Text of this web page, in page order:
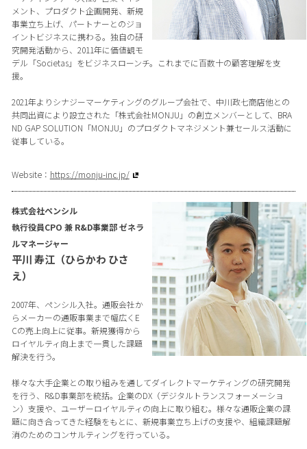
メント、プロダクト企画開発、新規
事業立ち上げ、パートナーとのジョ
イントビジネスに携わる。独自の研
究開発活動から、2011年に価値観モ
デル「Societas」をビジネスローンチ。これまでに百数十の顧客理解を支
援。
2021年よりシナジーマーケティングのグループ会社で、中川政七商店他との
共同出資により設立された「株式会社MONJU」の創立メンバーとして、BRA
ND GAP SOLUTION「MONJU」のプロダクトマネジメント兼セールス活動に
従事している。
Website： https://monju-inc.jp/
株式会社ペンシル
執行役員CPO 兼 R&D事業部 ゼネラ
ルマネージャー
平川 寿江（ひらかわ ひさ
え）
2007年、ペンシル入社。通販会社か
らメーカーの通販事業まで幅広くE
Cの売上向上に従事。新規獲得から
ロイヤルティ向上まで一貫した課題
解決を行う。
様々な大手企業との取り組みを通してダイレクトマーケティングの研究開発
を行う、R&D事業部を統括。企業のDX（デジタルトランスフォーメーショ
ン）支援や、ユーザーロイヤルティの向上に取り組む。様々な通販企業の課
題に向き合ってきた経験をもとに、新規事業立ち上げの支援や、組織課題解
消のためのコンサルティングを行っている。